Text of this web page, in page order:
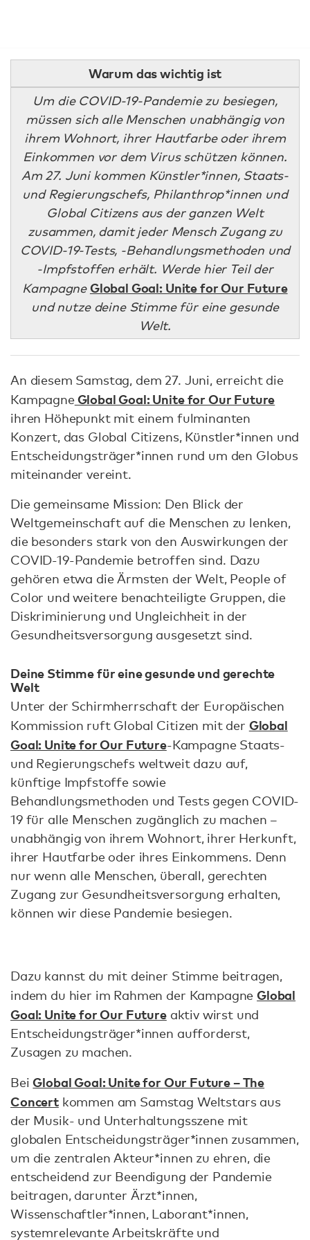
Warum das wichtig ist
Um die COVID-19-Pandemie zu besiegen,
müssen sich alle Menschen unabhängig von
ihrem Wohnort, ihrer Hautfarbe oder ihrem
Einkommen vor dem Virus schützen können.
Am 27. Juni kommen Künstler*innen, Staats-
und Regierungschefs, Philanthrop*innen und
Global Citizens aus der ganzen Welt
zusammen, damit jeder Mensch Zugang zu
COVID-19-Tests, -Behandlungsmethoden und
-Impfstoffen erhält. Werde hier Teil der
KampagneGlobal Goal: Unite for Our Future
und nutze deine Stimme für eine gesunde
Welt.
An diesem Samstag, dem 27. Juni, erreicht die
KampagneGlobal Goal: Unite for Our Future
ihren Höhepunkt mit einem fulminanten
Konzert, das Global Citizens, Künstler*innen und
Entscheidungsträger*innen rund um den Globus
miteinander vereint.
Die gemeinsame Mission: Den Blick der
Weltgemeinschaft auf die Menschen zu lenken,
die besonders stark von den Auswirkungen der
COVID-19-Pandemie betroffen sind. Dazu
gehören etwa die Ärmsten der Welt, People of
Color und weitere benachteiligte Gruppen, die
Diskriminierung und Ungleichheit in der
Gesundheitsversorgung ausgesetzt sind.
Deine Stimme für eine gesunde und gerechte
Welt
Unter der Schirmherrschaft der Europäischen
Kommission ruft Global Citizen mit der Global
Goal: Unite for Our Future-Kampagne Staats-
und Regierungschefs weltweit dazu auf,
künftige Impfstoffe sowie
Behandlungsmethoden und Tests gegen COVID-
19 für alle Menschen zugänglich zu machen –
unabhängig von ihrem Wohnort, ihrer Herkunft,
ihrer Hautfarbe oder ihres Einkommens. Denn
nur wenn alle Menschen, überall, gerechten
Zugang zur Gesundheitsversorgung erhalten,
können wir diese Pandemie besiegen.
Dazu kannst du mit deiner Stimme beitragen,
indem du hier im Rahmen der KampagneGlobal
Goal: Unite for Our Futureaktiv wirst und
Entscheidungsträger*innen aufforderst,
Zusagen zu machen.
BeiGlobal Goal: Unite for Our Future – The
Concertkommen am Samstag Weltstars aus
der Musik- und Unterhaltungsszene mit
globalen Entscheidungsträger*innen zusammen,
um die zentralen Akteur*innen zu ehren, die
entscheidend zur Beendigung der Pandemie
beitragen, darunter Ärzt*innen,
Wissenschaftler*innen, Laborant*innen,
systemrelevante Arbeitskräfte und